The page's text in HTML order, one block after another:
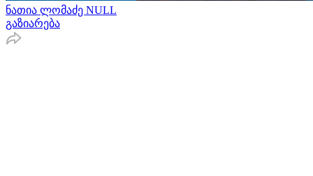
ნათია ლომაძე NULL
გაზიარება